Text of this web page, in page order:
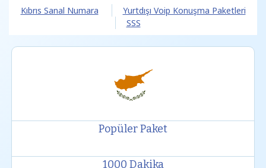
Kıbrıs Sanal Numara
Yurtdışı Voip Konuşma Paketleri
SSS
Popüler Paket
1000 Dakika